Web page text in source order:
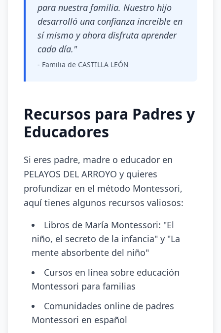
para nuestra familia. Nuestro hijo
desarrolló una confianza increíble en
sí mismo y ahora disfruta aprender
cada día."
- Familia de CASTILLA LEÓN
Recursos para Padres y
Educadores
Si eres padre, madre o educador en
PELAYOS DEL ARROYO y quieres
profundizar en el método Montessori,
aquí tienes algunos recursos valiosos:
Libros de María Montessori: "El
niño, el secreto de la infancia" y "La
mente absorbente del niño"
Cursos en línea sobre educación
Montessori para familias
Comunidades online de padres
Montessori en español